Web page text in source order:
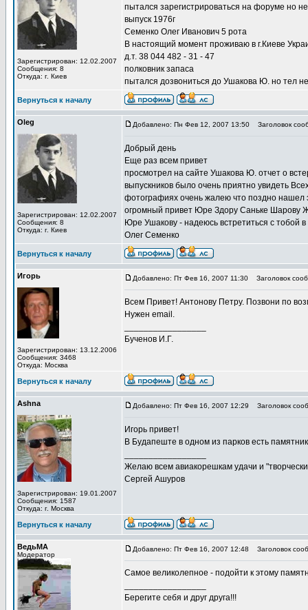
Зарегистрирован: 12.02.2007
Сообщения: 8
Откуда: г. Киев
пытался зарегистрироваться на форуме но
выпуск 1976г
Семенко Олег Иванович 5 рота
В настоящий момент проживаю в г.Киеве
д.т. 38 044 482 - 31 - 47
полковник запаса
пытался дозвониться до Ушакова Ю. но тел
Вернуться к началу
Oleg
Зарегистрирован: 12.02.2007
Сообщения: 8
Откуда: г. Киев
Добавлено: Пн Фев 12, 2007 13:50 Заголовок
Добрый день
Еще раз всем привет
просмотрел на сайте Ушакова Ю. отчет о
выпускников было очень приятно увидеть
фотографиях очень жалею что поздно нашел
огромный привет Юре Здору Саньке Шарову
Юре Ушакову - надеюсь встретиться с тобой в
Олег Семенко
Вернуться к началу
Игорь
Зарегистрирован: 13.12.2006
Сообщения: 3468
Откуда: Москва
Добавлено: Пт Фев 16, 2007 11:30 Заголовок
Всем Привет! Антонову Петру. Позвони по
Нужен email.
Бученов И.Г.
Вернуться к началу
Ashna
Зарегистрирован: 19.01.2007
Сообщения: 1587
Откуда: г. Москва
Добавлено: Пт Фев 16, 2007 12:29 Заголовок
Игорь привет!
В Будапеште в одном из парков есть
Желаю всем авиакорешкам удачи и
Сергей Ашуров
Вернуться к началу
ВедьМА
Модератор
Добавлено: Пт Фев 16, 2007 12:48 Заголовок
Самое великолепное - подойти к этому
Берегите себя и друг друга!!!